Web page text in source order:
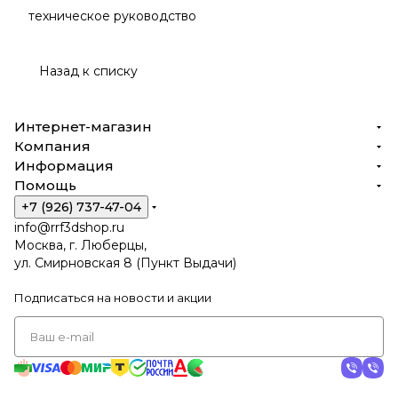
техническое руководство
Назад к списку
Интернет-магазин
Компания
Информация
Помощь
+7 (926) 737-47-04
info@rrf3dshop.ru
Москва, г. Люберцы,
ул. Смирновская 8 (Пункт Выдачи)
Подписаться на новости и акции